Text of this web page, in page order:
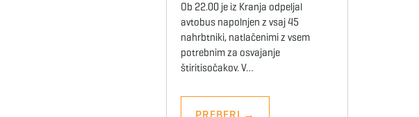
Ob 22.00 je iz Kranja odpeljal
avtobus napolnjen z vsaj 45
nahrbtniki, natlačenimi z vsem
potrebnim za osvajanje
štiritisočakov. V…